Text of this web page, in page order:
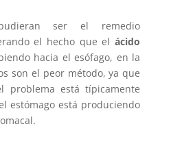
ser el remedio
el hecho que elácido
hacia el esófago, en la
son el peor método, ya que
problema está típicamente
estómago está produciendo